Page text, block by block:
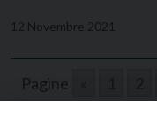
12 Novembre 2021
Pagine